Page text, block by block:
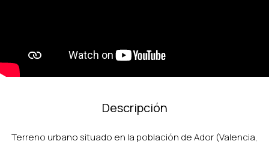
Descripción
Terreno urbano situado en la población de Ador (Valencia,